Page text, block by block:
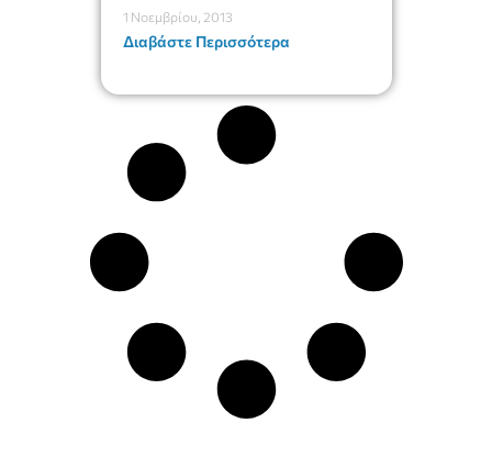
το ανοικτό Νοσοκομείο
1 Νοεμβρίου, 2013
Διαβάστε Περισσότερα